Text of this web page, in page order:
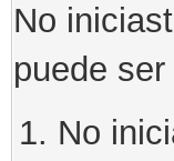
No
puede
No